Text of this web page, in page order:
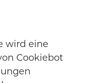
wird eine
Cookiebot